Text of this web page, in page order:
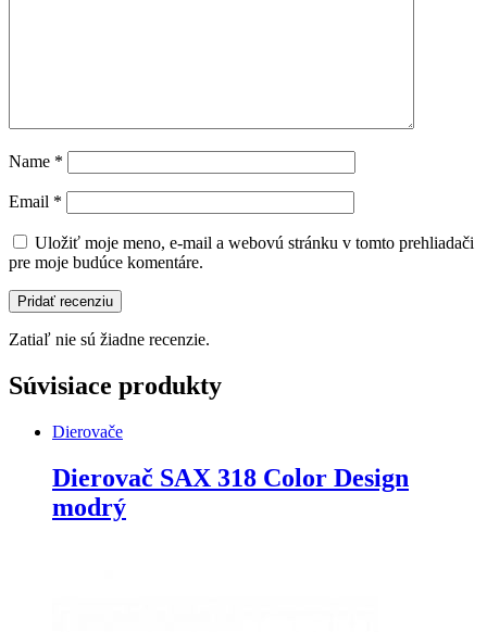
Name *
Email *
Uložiť moje meno, e-mail a webovú stránku v tomto prehliadači
pre moje budúce komentáre.
Zatiaľ nie sú žiadne recenzie.
Súvisiace produkty
Dierovače
Dierovač SAX 318 Color Design
modrý